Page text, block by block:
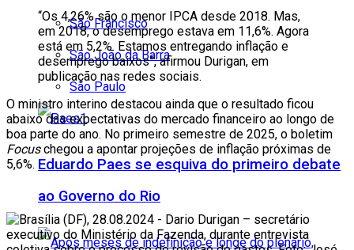
São Francisco
São João da Barra
São Paulo
Eduardo Paes se esquiva do primeiro debate
ao Governo do Rio
“Os 4,26% são o menor IPCA desde 2018. Mas,
em 2018, o desemprego estava em 11,6%. Agora
está em 5,2%. Estamos entregando inflação e
desemprego baixos”, afirmou Durigan, em
publicação nas redes sociais.
O ministro interino destacou ainda que o resultado ficou
abaixo das expectativas do mercado financeiro ao longo de
boa parte do ano. No primeiro semestre de 2025, o boletim
Focuschegou a apontar projeções de inflação próximas de
5,6%.